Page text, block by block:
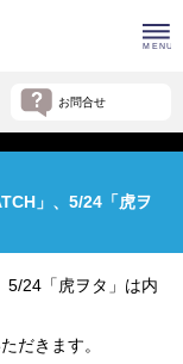
お問合せ
」、5/24「虎ヲ
5/24「虎ヲタ」は内
だきます。